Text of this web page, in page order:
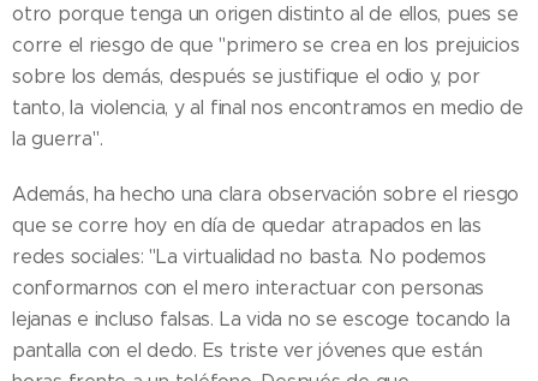
otro porque tenga un origen distinto al de ellos, pues se
corre el riesgo de que "primero se crea en los prejuicios
sobre los demás, después se justifique el odio y, por
tanto, la violencia, y al final nos encontramos en medio de
la guerra".
Además, ha hecho una clara observación sobre el riesgo
que se corre hoy en día de quedar atrapados en las
redes sociales: "La virtualidad no basta. No podemos
conformarnos con el mero interactuar con personas
lejanas e incluso falsas. La vida no se escoge tocando la
pantalla con el dedo. Es triste ver jóvenes que están